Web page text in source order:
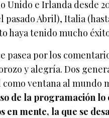
Unido e Irlanda desde
pasado Abril), Italia
haya tenido mucho
pasea por los
y alegría. Dos
como ventana al mundo
de la programación
en mente, la que se